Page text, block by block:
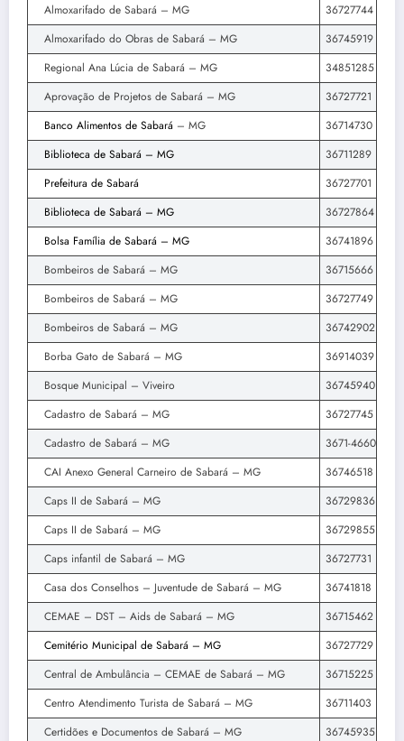
Almoxarifado de Sabará – MG
36727744
Almoxarifado do Obras de Sabará – MG
36745919
Regional Ana Lúcia de Sabará – MG
34851285
Aprovação de Projetos de Sabará – MG
36727721
Banco Alimentos de Sabará – MG
36714730
Biblioteca de Sabará – MG
36711289
Prefeitura de Sabará
36727701
Biblioteca de Sabará – MG
36727864
Bolsa Família de Sabará – MG
36741896
Bombeiros de Sabará – MG
36715666
Bombeiros de Sabará – MG
36727749
Bombeiros de Sabará – MG
36742902
Borba Gato de Sabará – MG
36914039
Bosque Municipal – Viveiro
36745940
Cadastro de Sabará – MG
36727745
Cadastro de Sabará – MG
3671-4660
CAI Anexo General Carneiro de Sabará – MG
36746518
Caps II de Sabará – MG
36729836
Caps II de Sabará – MG
36729855
Caps infantil de Sabará – MG
36727731
Casa dos Conselhos – Juventude de Sabará – MG
36741818
CEMAE – DST – Aids de Sabará – MG
36715462
Cemitério Municipal de Sabará – MG
36727729
Central de Ambulância – CEMAE de Sabará – MG
36715225
Centro Atendimento Turista de Sabará – MG
36711403
Certidões e Documentos de Sabará – MG
36745935